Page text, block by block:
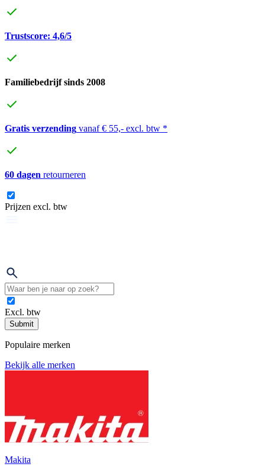
Trustscore: 4,6/5
Familiebedrijf sinds 2008
Gratis verzending vanaf € 55,- excl. btw *
60 dagen retourneren
Prijzen excl. btw
Excl. btw
Submit
Populaire merken
Bekijk alle merken
Makita